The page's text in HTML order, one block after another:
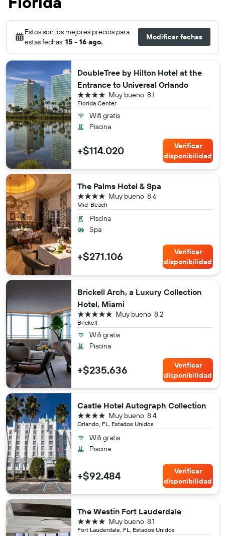
Estos son los mejores precios para
estas fechas: 15 - 16 ago.
Modificar fechas
DoubleTree by Hilton Hotel at the
Entrance to Universal Orlando
Florida Center
8.1
Muy bueno
4 estrellas
Wifi gratis
Piscina
+$114.020
Verificar
disponibilidad
The Palms Hotel & Spa
Mid-Beach
8.6
Muy bueno
4 estrellas
Piscina
Spa
+$271.106
Verificar
disponibilidad
Brickell Arch, a Luxury Collection
Hotel, Miami
Brickell
8.2
Muy bueno
5 estrellas
Wifi gratis
Piscina
+$235.636
Verificar
disponibilidad
Castle Hotel Autograph Collection
Orlando, FL, Estados Unidos
8.4
Muy bueno
4 estrellas
Wifi gratis
Piscina
+$92.484
Verificar
disponibilidad
The Westin Fort Lauderdale
Fort Lauderdale, FL, Estados Unidos
8.1
Muy bueno
4 estrellas